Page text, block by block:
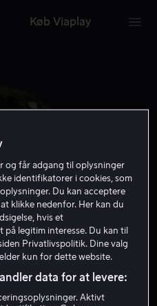
Køb Viaplay
Forfatter
og får adgang til oplysninger
identifikatorer i cookies, som
Du kan acceptere
klikke nedenfor. Her kan du
hvis et
legitim interesse. Du kan til
Privatlivspolitik. Dine valg
kun for dette website.
data for at levere:
Aktivt